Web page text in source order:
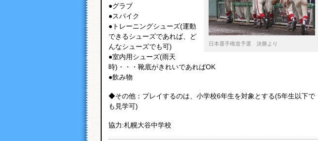
日本選手権道予選 決勝より
●グラブ
●スパイク
●トレーニングシューズ(運動
できるシューズであれば、ど
んなシューズでも可)
●室内用シューズ(雨天
時)・・・靴底がきれいであればOK
●飲み物
◆その他：プレイするのは、小学校6年生を対象とする(5年生以下で
も見学可)
協力:札幌大谷中学校